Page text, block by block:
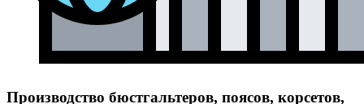
Производство бюстгальтеров, поясов, корсетов,